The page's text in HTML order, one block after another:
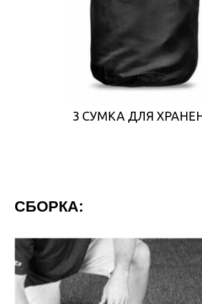
1 Извлеките изделие из сумки и
разложите перед воротами.